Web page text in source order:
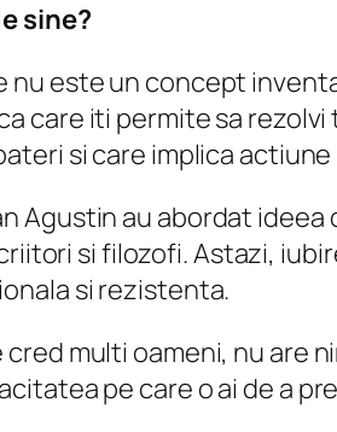
sine?
nu este un concept
care iti permite sa
si care implica
Agustin au abordat
si filozofi. Astazi,
si rezistenta.
multi oameni, nu are
pe care o ai de a